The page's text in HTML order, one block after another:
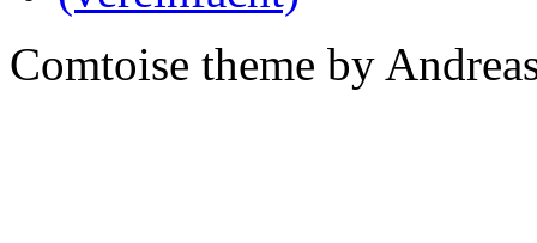
Comtoise theme by